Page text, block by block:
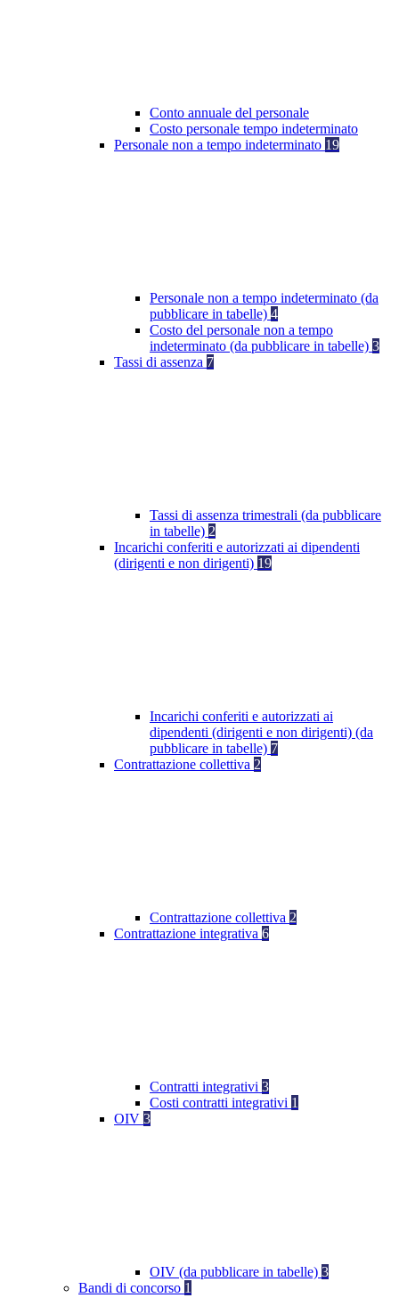
Conto annuale del personale
Costo personale tempo indeterminato
Personale non a tempo indeterminato 19
Personale non a tempo indeterminato (da
pubblicare in tabelle) 4
Costo del personale non a tempo
indeterminato (da pubblicare in tabelle) 3
Tassi di assenza 7
Tassi di assenza trimestrali (da pubblicare
in tabelle) 2
Incarichi conferiti e autorizzati ai dipendenti
(dirigenti e non dirigenti) 19
Incarichi conferiti e autorizzati ai
dipendenti (dirigenti e non dirigenti) (da
pubblicare in tabelle) 7
Contrattazione collettiva 2
Contrattazione collettiva 2
Contrattazione integrativa 6
Contratti integrativi 3
Costi contratti integrativi 1
OIV 3
OIV (da pubblicare in tabelle) 3
Bandi di concorso 1